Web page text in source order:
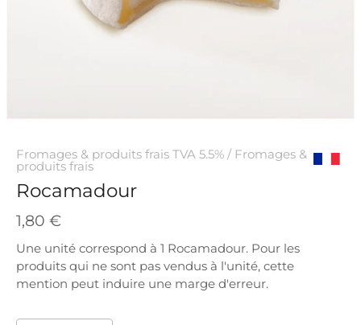
Fromages & produits frais TVA 5.5% / Fromages &
produits frais
Rocamadour
1,80 €
Une unité correspond à 1 Rocamadour. Pour les
produits qui ne sont pas vendus à l'unité, cette
mention peut induire une marge d'erreur.